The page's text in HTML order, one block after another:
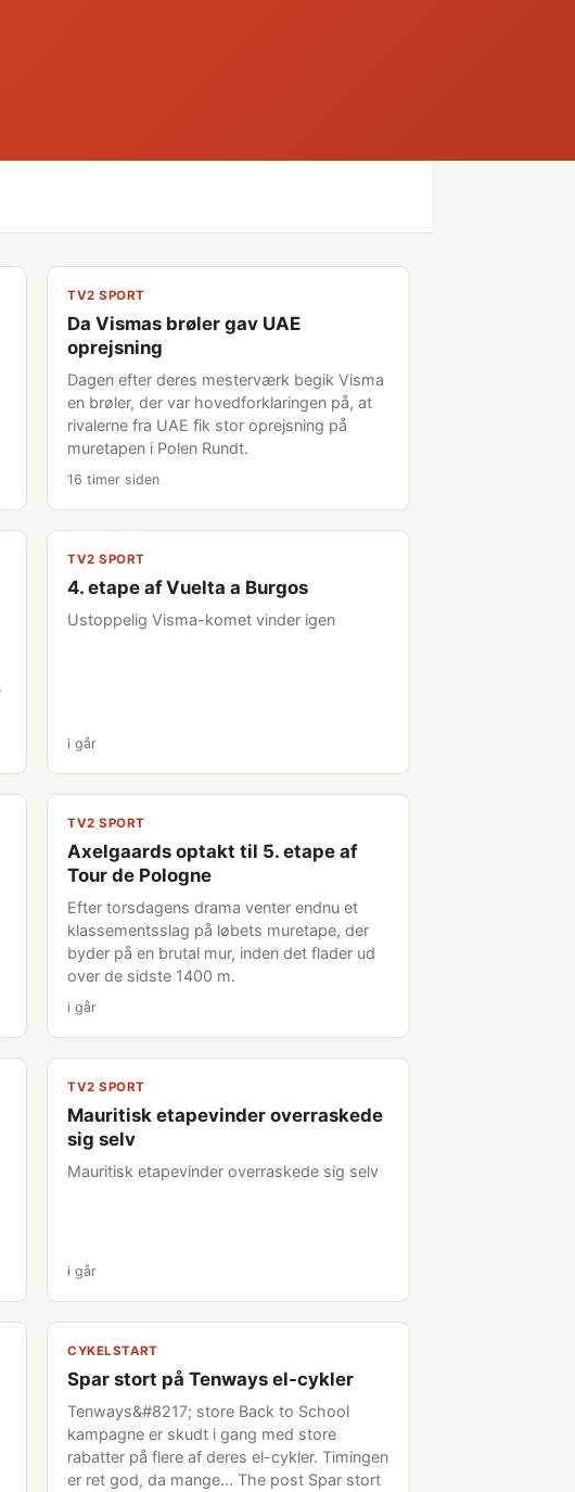
TV2 SPORT
Da Vismas brøler gav UAE
oprejsning
Dagen efter deres mesterværk begik Visma
en brøler, der var hovedforklaringen på, at
rivalerne fra UAE fik stor oprejsning på
muretapen i Polen Rundt.
16 timer siden
TV2 SPORT
4. etape af Vuelta a Burgos
Ustoppelig Visma-komet vinder igen
i går
TV2 SPORT
Axelgaards optakt til 5. etape af
Tour de Pologne
Efter torsdagens drama venter endnu et
klassementsslag på løbets muretape, der
byder på en brutal mur, inden det flader ud
over de sidste 1400 m.
i går
TV2 SPORT
Mauritisk etapevinder overraskede
sig selv
Mauritisk etapevinder overraskede sig selv
i går
CYKELSTART
Spar stort på Tenways el-cykler
Tenways&#8217; store Back to School
kampagne er skudt i gang med store
rabatter på flere af deres el-cykler. Timingen
er ret god, da mange... The post Spar stort